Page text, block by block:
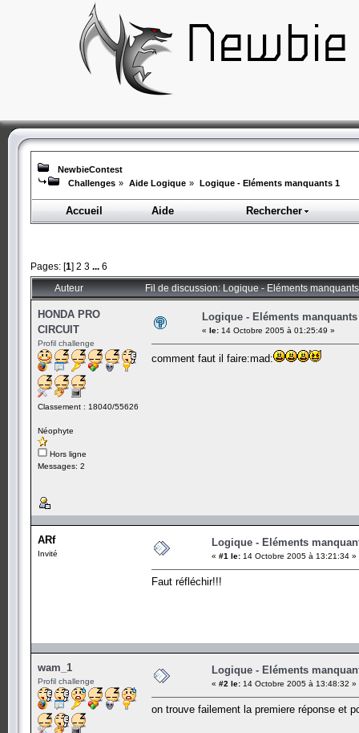
NewbieContest
Challenges » Aide Logique » Logique - Eléments manquants 1
Accueil Aide Rechercher
Pages: [1] 2 3 ... 6
Auteur Fil de discussion: Logique - Eléments
HONDA PRO
CIRCUIT
Profil challenge
Classement : 18040/55626
Néophyte
Hors ligne
Messages: 2
Logique - Eléments manquants
« le: 14 Octobre 2005 à 01:25:49 »
comment faut il faire:mad:
ARf
Invité
Logique - Eléments
« #1 le: 14 Octobre 2005 à 13:21:34 »
Faut réfléchir!!!
wam_1
Profil challenge
Logique - Eléments
« #2 le: 14 Octobre 2005 à 13:48:32 »
on trouve failement la premiere réponse et